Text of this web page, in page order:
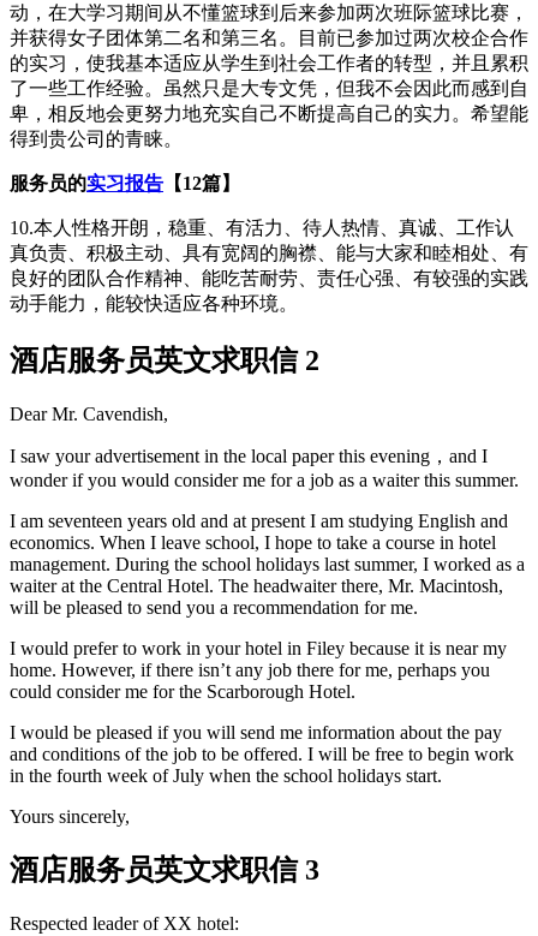
动，在大学习期间从不懂篮球到后来参加两次班际篮球比赛，
并获得女子团体第二名和第三名。目前已参加过两次校企合作
的实习，使我基本适应从学生到社会工作者的转型，并且累积
了一些工作经验。虽然只是大专文凭，但我不会因此而感到自
卑，相反地会更努力地充实自己不断提高自己的实力。希望能
得到贵公司的青睐。
服务员的实习报告 【12篇】
10.本人性格开朗，稳重、有活力、待人热情、真诚、工作认
真负责、积极主动、具有宽阔的胸襟、能与大家和睦相处、有
良好的团队合作精神、能吃苦耐劳、责任心强、有较强的实践
动手能力，能较快适应各种环境。
酒店服务员英文求职信 2
Dear Mr. Cavendish,
I saw your advertisement in the local paper this evening，and I
wonder if you would consider me for a job as a waiter this summer.
I am seventeen years old and at present I am studying English and
economics. When I leave school, I hope to take a course in hotel
management. During the school holidays last summer, I worked as a
waiter at the Central Hotel. The headwaiter there, Mr. Macintosh,
will be pleased to send you a recommendation for me.
I would prefer to work in your hotel in Filey because it is near my
home. However, if there isn’t any job there for me, perhaps you
could consider me for the Scarborough Hotel.
I would be pleased if you will send me information about the pay
and conditions of the job to be offered. I will be free to begin work
in the fourth week of July when the school holidays start.
Yours sincerely,
酒店服务员英文求职信 3
Respected leader of XX hotel: